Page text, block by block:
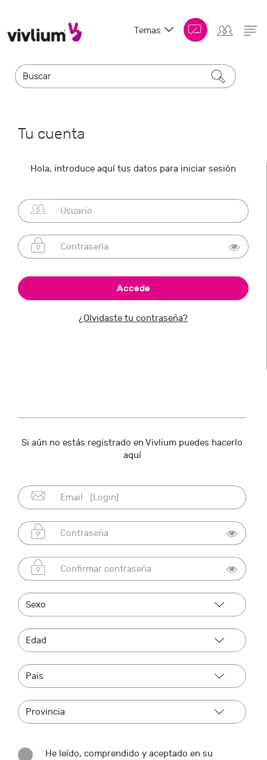
Temas
Tu cuenta
Hola, introduce aquí tus datos para iniciar sesión
¿Olvidaste tu contraseña?
Si aún no estás registrado en Vivlium puedes hacerlo
aquí
He leído, comprendido y aceptado en su